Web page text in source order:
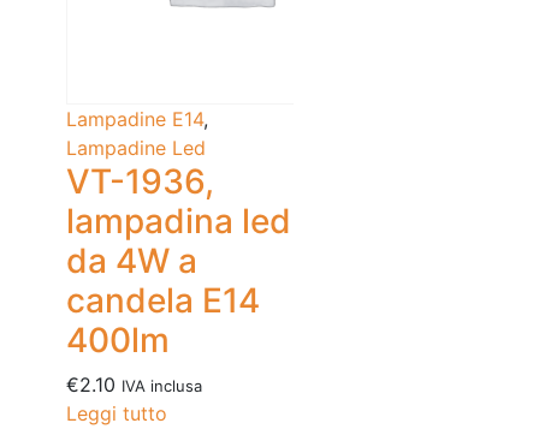
Lampadine E14,
Lampadine Led
VT-1936,
lampadina led
da 4W a
candela E14
400lm
€2.10 IVA inclusa
Leggi tutto